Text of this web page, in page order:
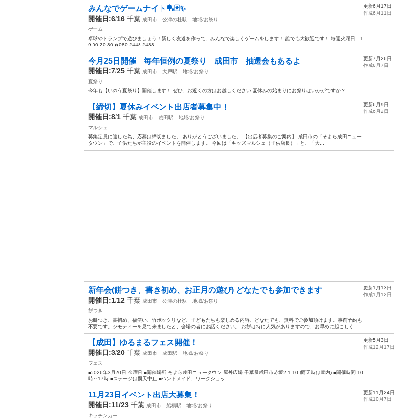
みんなでゲームナイト🏓🃏✨
開催日:6/16 千葉 成田市 公津の杜駅
地域/お祭り
ゲーム
卓球やトランプで遊びましょう！新しく友達を作って、みんなで楽しくゲームをします！ 誰でも大歓迎です！ 毎週火曜日 1
9:00-20:30 ☎️080-2448-2433
更新6月17日
作成6月11日
今月25日開催 毎年恒例の夏祭り 成田市 抽選会もあるよ
開催日:7/25 千葉 成田市 大戸駅
地域/お祭り
夏祭り
今年も【いのう夏祭り】開催します！ ぜひ、お近くの方はお越しください 夏休みの始まりにお祭りはいかがですか？
更新7月26日
作成6月7日
【締切】夏休みイベント出店者募集中！
開催日:8/1 千葉 成田市 成田駅
地域/お祭り
マルシェ
募集定員に達した為、応募は締切ました。 ありがとうございました。 【出店者募集のご案内】 成田市の「そよら成田ニュー
タウン」で、子供たちが主役のイベントを開催します。 今回は「キッズマルシェ（子供店長）」と、「大...
更新6月9日
作成6月2日
新年会(餅つき、書き初め、お正月の遊び) どなたでも参加できます
開催日:1/12 千葉 成田市 公津の杜駅
地域/お祭り
餅つき
お餅つき、書初め、福笑い、竹ポックリなど、子どもたちも楽しめる内容、どなたでも、無料でご参加頂けます。事前予約も
不要です。ジモティーを見て来ましたと、会場の者にお話ください。 お餅は特に人気がありますので、お早めに起こしく...
更新1月13日
作成1月12日
【成田】ゆるまるフェス開催！
開催日:3/20 千葉 成田市 成田駅
地域/お祭り
フェス
■2026年3月20日 金曜日 ■開催場所 そよら成田ニュータウン 屋外広場 千葉県成田市赤坂2-1-10 (雨天時は室内) ■開催時間 10
時～17時 ■ステージは雨天中止 ■ハンドメイド、ワークショッ...
更新5月3日
作成12月17日
11月23日イベント出店大募集！
開催日:11/23 千葉 成田市 船橋駅
地域/お祭り
キッチンカー
更新11月24日
作成10月7日